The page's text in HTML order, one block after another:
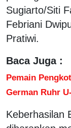
Sugiarto/Siti
Febriani
Pratiwi.
Baca Juga :
Pemain
German Ruhr
Keberhasilan